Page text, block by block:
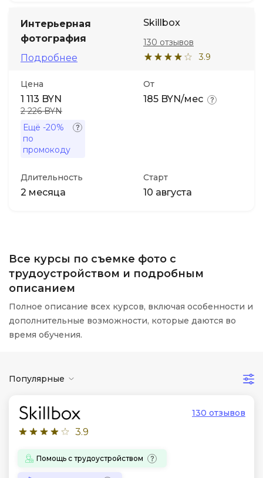
Интерьерная
фотография
Подробнее
Skillbox
3.9
130 отзывов
Цена
1 113 BYN
2 226 BYN
Ещё -20%
по
промокоду
От
185 BYN/мес
Длительность
2 месяца
Старт
10 августа
Все курсы по съемке фото с
трудоустройством и подробным
описанием
Полное описание всех курсов, включая особенности и
дополнительные возможности, которые даются во
время обучения.
Популярные
3.9
130 отзывов
Помощь с трудоустройством